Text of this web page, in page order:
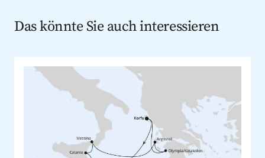
Das könnte Sie auch interessieren